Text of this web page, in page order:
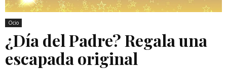
Ocio
¿Día del Padre? Regala una
escapada original